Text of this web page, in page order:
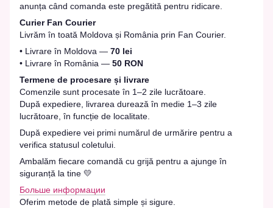
anunța când comanda este pregătită pentru ridicare.
Curier Fan Courier
Livrăm în toată Moldova și România prin Fan Courier.
• Livrare în Moldova — 70 lei
• Livrare în România — 50 RON
Termene de procesare și livrare
Comenzile sunt procesate în 1–2 zile lucrătoare.
După expediere, livrarea durează în medie 1–3 zile
lucrătoare, în funcție de localitate.
După expediere vei primi numărul de urmărire pentru a
verifica statusul coletului.
Ambalăm fiecare comandă cu grijă pentru a ajunge în
siguranță la tine 💛
Больше информации
Oferim metode de plată simple și sigure.